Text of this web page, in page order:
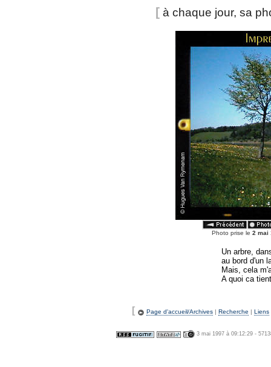
[ à chaque jour, sa
Photo prise le 2 mai
Un arbre,
au bord d'un
Mais, cela
A quoi ca
[ Page d'accueil/Archives | Recherche | Liens
3 mai 1997 à 09:12:29 -